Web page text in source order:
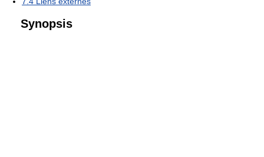
Synopsis